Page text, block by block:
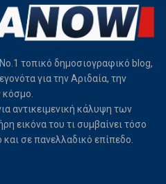
τοπικό δημοσιογραφικό blog,
για την Αριδαία, την
κόσμο.
αντικειμενική κάλυψη των
εικόνα του τι συμβαίνει τόσο
σε πανελλαδικό επίπεδο.